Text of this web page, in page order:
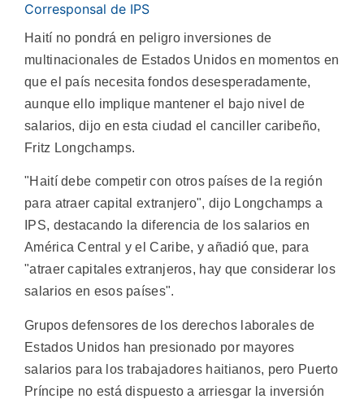
Corresponsal de IPS
Haití no pondrá en peligro inversiones de
multinacionales de Estados Unidos en momentos en
que el país necesita fondos desesperadamente,
aunque ello implique mantener el bajo nivel de
salarios, dijo en esta ciudad el canciller caribeño,
Fritz Longchamps.
"Haití debe competir con otros países de la región
para atraer capital extranjero", dijo Longchamps a
IPS, destacando la diferencia de los salarios en
América Central y el Caribe, y añadió que, para
"atraer capitales extranjeros, hay que considerar los
salarios en esos países".
Grupos defensores de los derechos laborales de
Estados Unidos han presionado por mayores
salarios para los trabajadores haitianos, pero Puerto
Príncipe no está dispuesto a arriesgar la inversión